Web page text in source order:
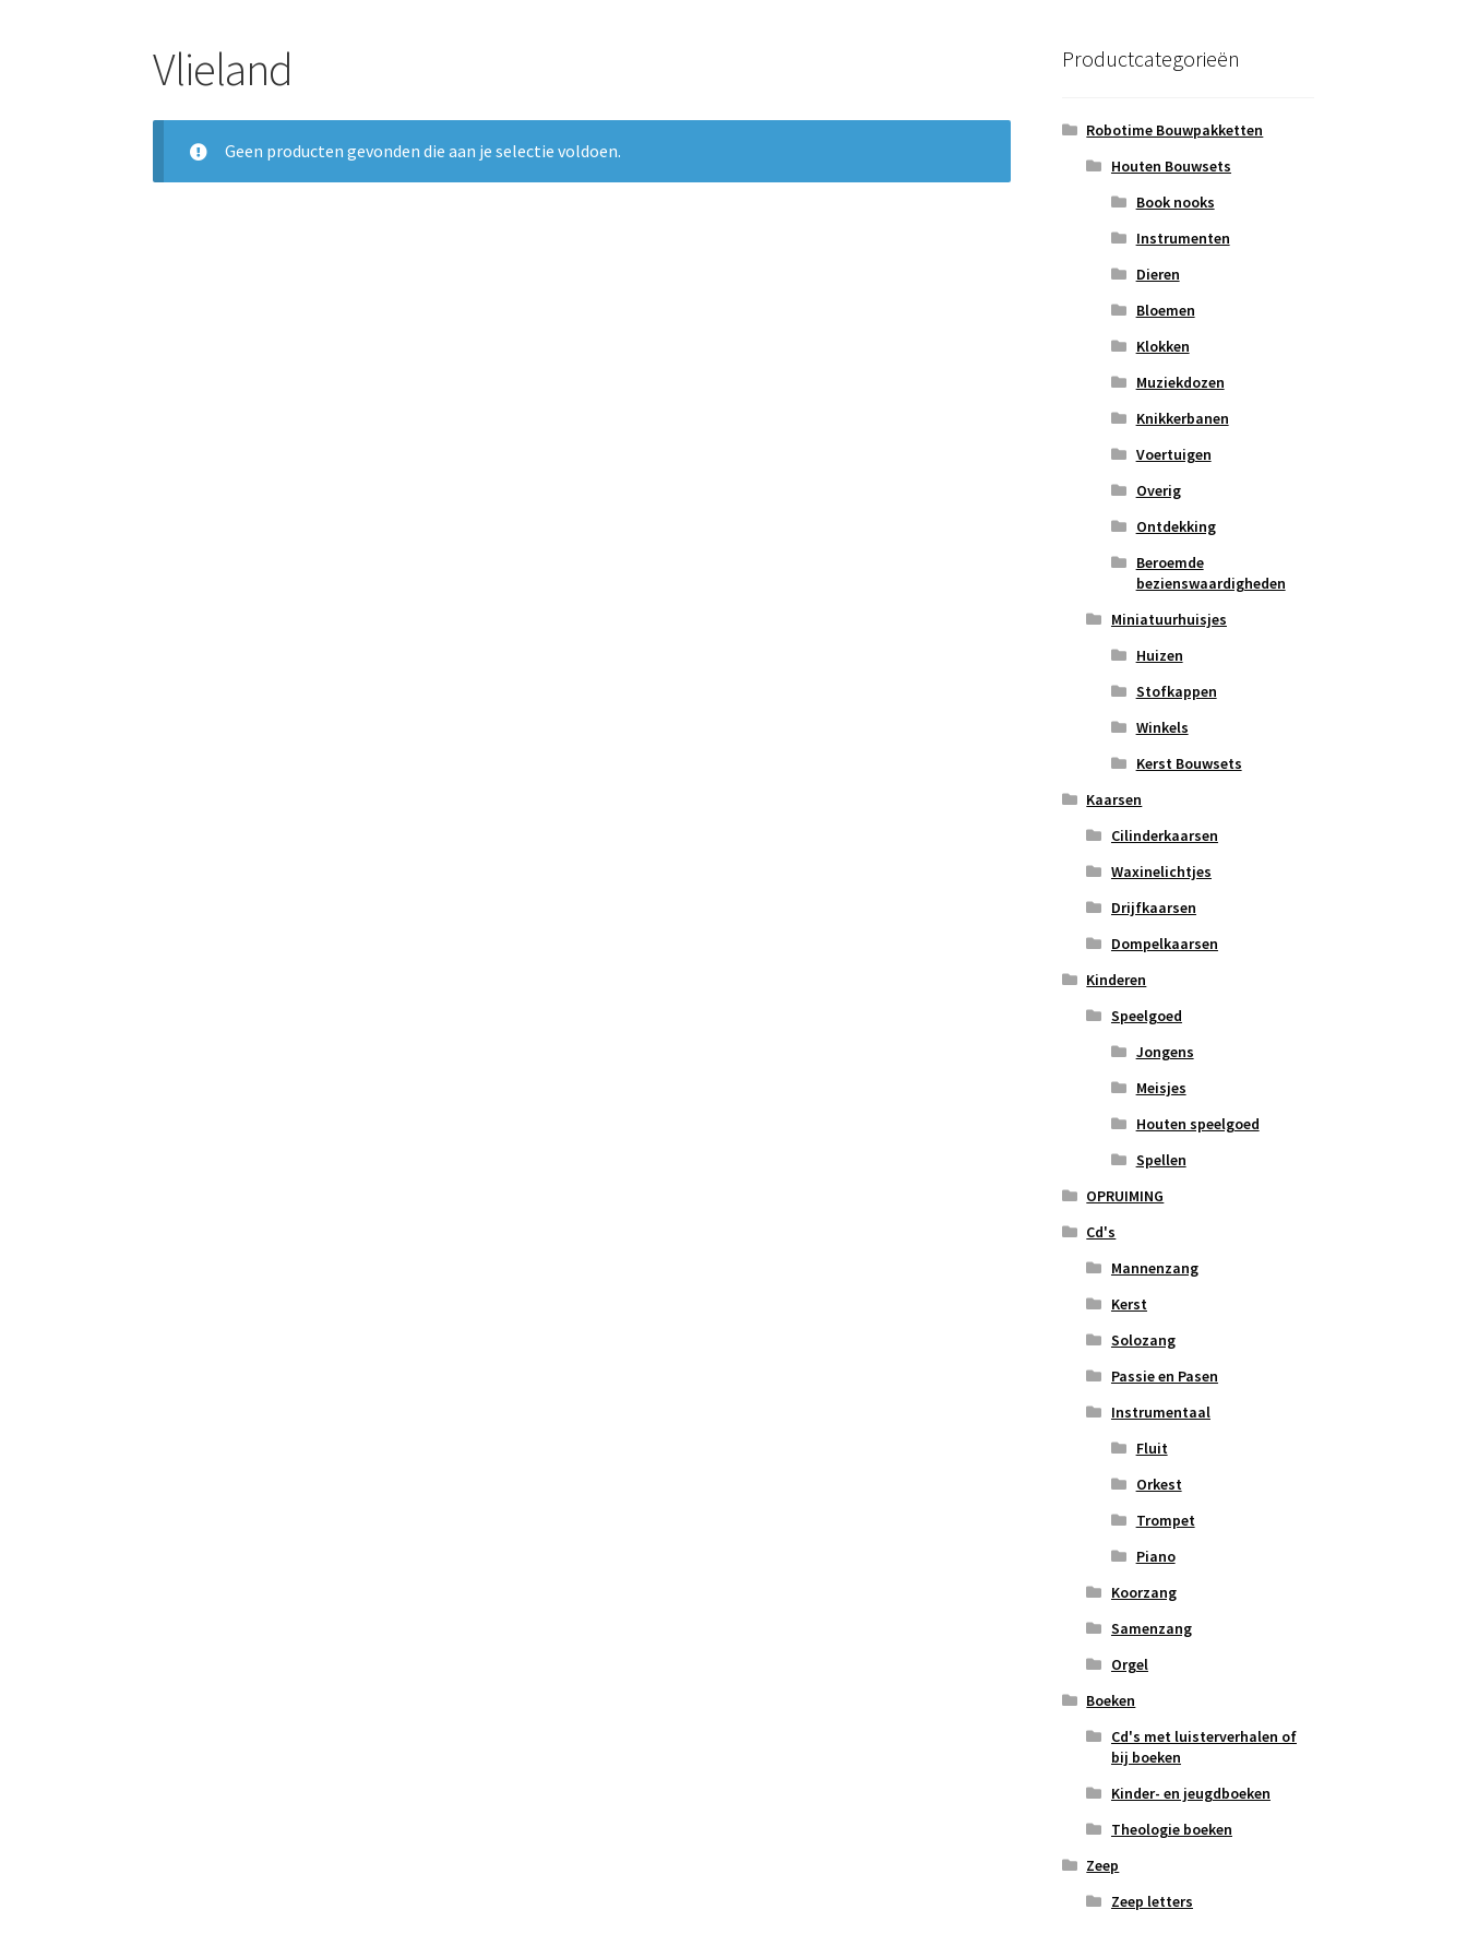
Vlieland
Geen producten gevonden die aan je selectie voldoen.
Productcategorieën
Robotime Bouwpakketten
Houten Bouwsets
Book nooks
Instrumenten
Dieren
Bloemen
Klokken
Muziekdozen
Knikkerbanen
Voertuigen
Overig
Ontdekking
Beroemde
bezienswaardigheden
Miniatuurhuisjes
Huizen
Stofkappen
Winkels
Kerst Bouwsets
Kaarsen
Cilinderkaarsen
Waxinelichtjes
Drijfkaarsen
Dompelkaarsen
Kinderen
Speelgoed
Jongens
Meisjes
Houten speelgoed
Spellen
OPRUIMING
Cd's
Mannenzang
Kerst
Solozang
Passie en Pasen
Instrumentaal
Fluit
Orkest
Trompet
Piano
Koorzang
Samenzang
Orgel
Boeken
Cd's met luisterverhalen of
bij boeken
Kinder- en jeugdboeken
Theologie boeken
Zeep
Zeep letters